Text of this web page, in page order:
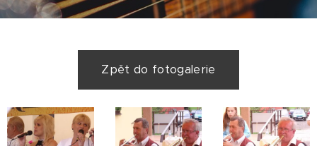
Zpět do fotogalerie